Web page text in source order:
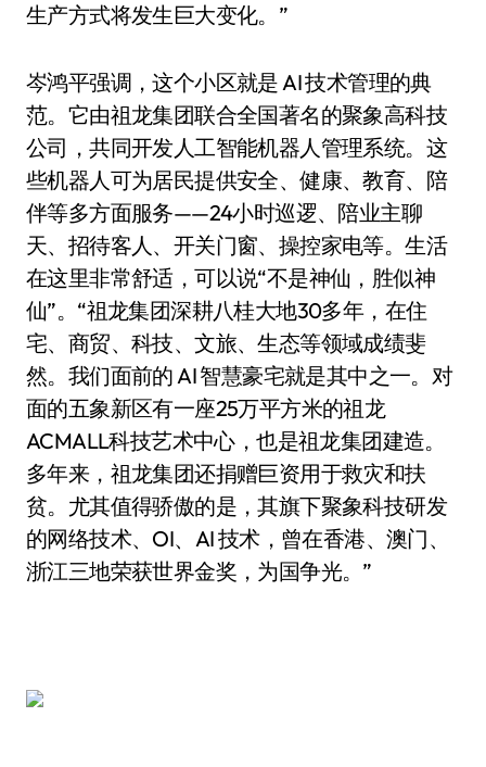
生产方式将发生巨大变化。”
岑鸿平强调，这个小区就是 AI 技术管理的典
范。它由祖龙集团联合全国著名的聚象高科技
公司，共同开发人工智能机器人管理系统。这
些机器人可为居民提供安全、健康、教育、陪
伴等多方面服务——24小时巡逻、陪业主聊
天、招待客人、开关门窗、操控家电等。生活
在这里非常舒适，可以说“不是神仙，胜似神
仙”。“祖龙集团深耕八桂大地30多年，在住
宅、商贸、科技、文旅、生态等领域成绩斐
然。我们面前的 AI 智慧豪宅就是其中之一。对
面的五象新区有一座25万平方米的祖龙
ACMALL科技艺术中心，也是祖龙集团建造。
多年来，祖龙集团还捐赠巨资用于救灾和扶
贫。尤其值得骄傲的是，其旗下聚象科技研发
的网络技术、OI、AI 技术，曾在香港、澳门、
浙江三地荣获世界金奖，为国争光。”